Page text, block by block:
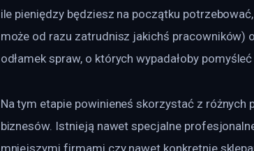
ile pieniędzy będziesz na początku
może od razu zatrudnisz jakichś pracowników)
odłamek spraw, o których wypadałoby
Na tym etapie powinieneś skorzystać z różnych
biznesów. Istnieją nawet specjalne